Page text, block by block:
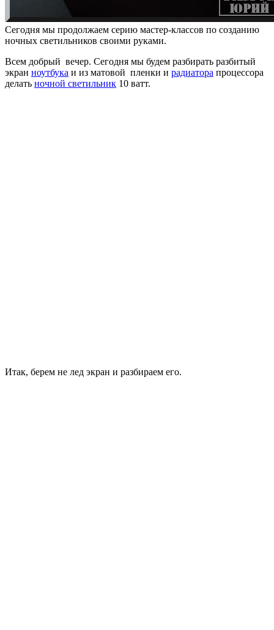
Сегодня мы продолжаем серию мастер-классов по созданию
ночных светильников своими руками.
Всем добрый вечер. Сегодня мы будем разбирать разбитый
экран ноутбука и из матовой пленки и радиатора процессора
делать ночной светильник 10 ватт.
Итак, берем не лед экран и разбираем его.